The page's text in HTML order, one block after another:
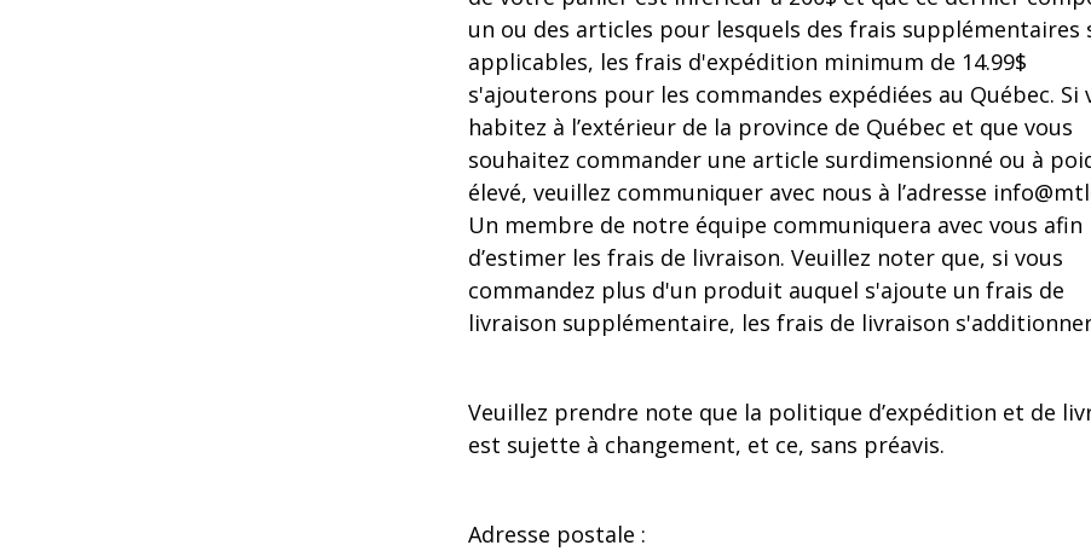
un ou des articles pour lesquels des frais supplémentaires
applicables, les frais d'expédition minimum de 14.99$
s'ajouterons pour les commandes expédiées au Québec. Si
habitez à l’extérieur de la province de Québec et que vous
souhaitez commander une article surdimensionné ou à
élevé, veuillez communiquer avec nous à l’adresse
Un membre de notre équipe communiquera avec vous afin
d’estimer les frais de livraison. Veuillez noter que, si vous
commandez plus d'un produit auquel s'ajoute un frais de
livraison supplémentaire, les frais de livraison
Veuillez prendre note que la politique d’expédition et de
est sujette à changement, et ce, sans préavis.
Adresse postale :